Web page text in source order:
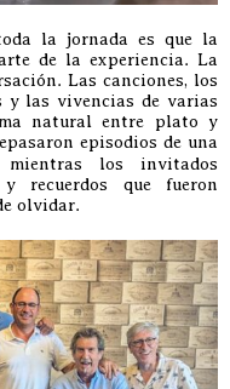
la jornada es que la
de la experiencia. La
Las canciones, los
y las vivencias de varias
natural entre plato y
episodios de una
mientras los invitados
recuerdos que fueron
olvidar.